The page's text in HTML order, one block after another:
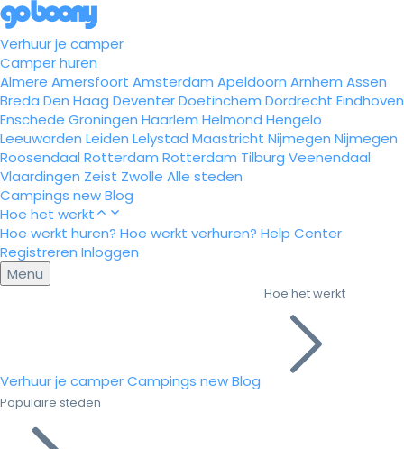
Verhuur je camper
Camper huren
Almere Amersfoort Amsterdam Apeldoorn Arnhem Assen
Breda Den Haag DeventerDoetinchem Dordrecht Eindhoven
Enschede Groningen Haarlem Helmond Hengelo
Leeuwarden Leiden Lelystad Maastricht Nijmegen Nijmegen
Roosendaal Rotterdam Rotterdam Tilburg Veenendaal
Vlaardingen Zeist Zwolle Alle steden
Campings newBlog
Hoe het werkt
Hoe werkt huren? Hoe werkt verhuren? Help Center
Registreren Inloggen
Menu
Verhuur je camperCampings newBlog
Hoe het werkt
Populaire steden